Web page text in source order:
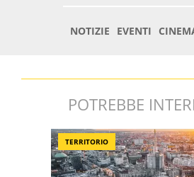
POTREBBE
TERRITORIO